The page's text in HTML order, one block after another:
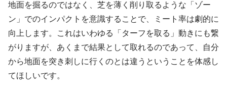
地面を掘るのではなく、芝を薄く削り取るような「ゾー
ン」でのインパクトを意識することで、ミート率は劇的に
向上します。これはいわゆる「ターフを取る」動きにも繋
がりますが、あくまで結果として取れるのであって、自分
から地面を突き刺しに行くのとは違うということを体感し
てほしいです。